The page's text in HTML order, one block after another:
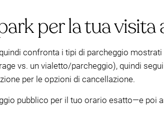
per la tua visita
confronta i tipi di parcheggio mostrati
vs. un vialetto/parcheggio), quindi
per le opzioni di cancellazione.
pubblico per il tuo orario esatto—e poi